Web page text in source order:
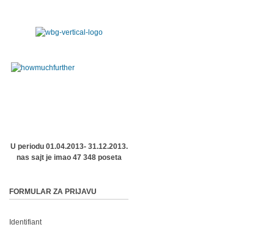
U periodu 01.04.2013- 31.12.2013.
nas sajt je imao 47 348 poseta
FORMULAR ZA PRIJAVU
Identifiant